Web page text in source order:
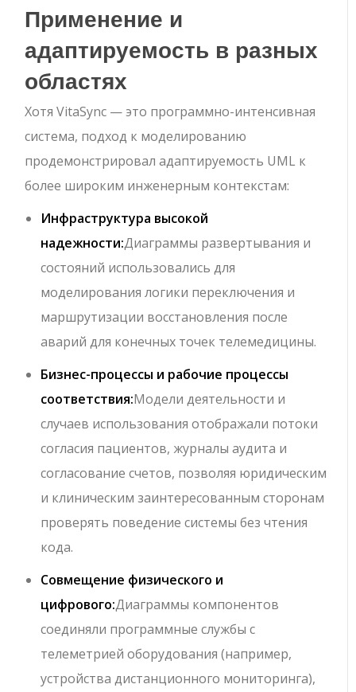
Применение и
адаптируемость в разных
областях
Хотя VitaSync — это программно-интенсивная
система, подход к моделированию
продемонстрировал адаптируемость UML к
более широким инженерным контекстам:
Инфраструктура высокой
надежности:Диаграммы развертывания и
состояний использовались для
моделирования логики переключения и
маршрутизации восстановления после
аварий для конечных точек телемедицины.
Бизнес-процессы и рабочие процессы
соответствия:Модели деятельности и
случаев использования отображали потоки
согласия пациентов, журналы аудита и
согласование счетов, позволяя юридическим
и клиническим заинтересованным сторонам
проверять поведение системы без чтения
кода.
Совмещение физического и
цифрового:Диаграммы компонентов
соединяли программные службы с
телеметрией оборудования (например,
устройства дистанционного мониторинга),